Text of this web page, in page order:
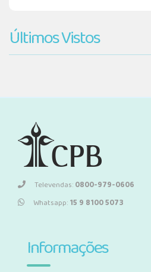
Últimos Vistos
Televendas:0800-979-0606
Whatsapp:15 9 8100 5073
Informações